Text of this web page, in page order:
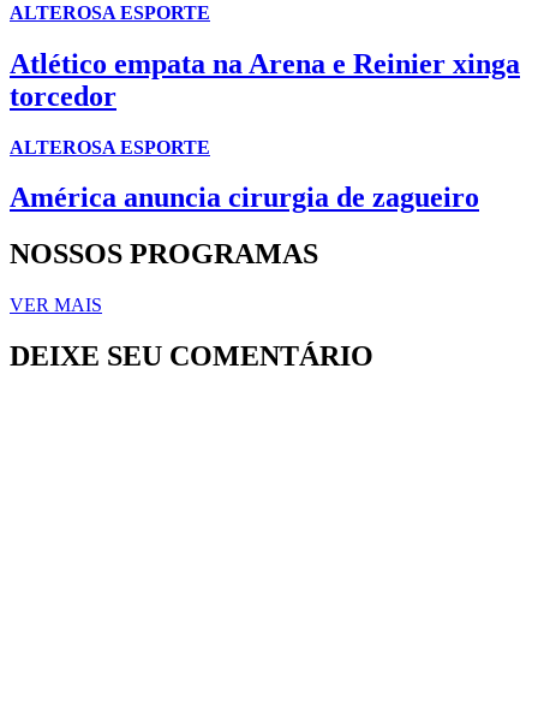
ALTEROSA ESPORTE
Atlético empata na Arena e Reinier xinga
torcedor
ALTEROSA ESPORTE
América anuncia cirurgia de zagueiro
NOSSOS PROGRAMAS
VER MAIS
DEIXE SEU COMENTÁRIO